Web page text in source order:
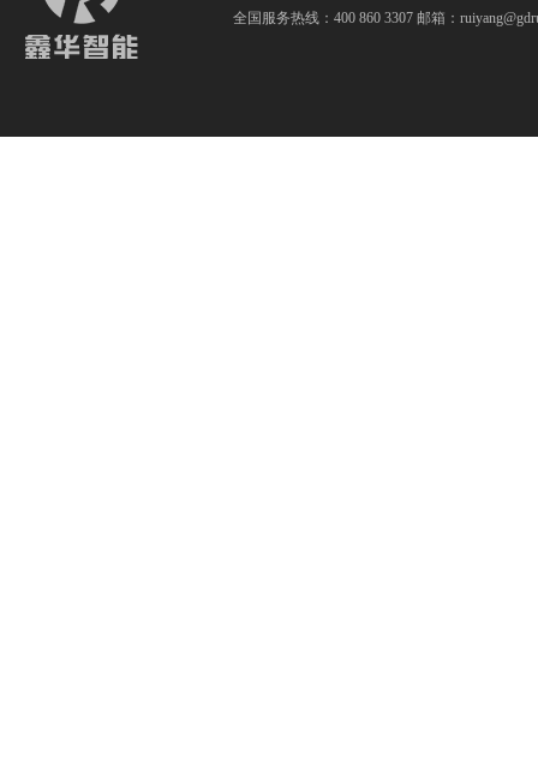
全国服务热线：400 860 3307 邮箱：